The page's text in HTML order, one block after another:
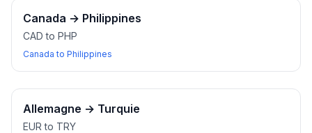
Canada → Philippines
CAD to PHP
Canada to Philippines
Allemagne → Turquie
EUR to TRY